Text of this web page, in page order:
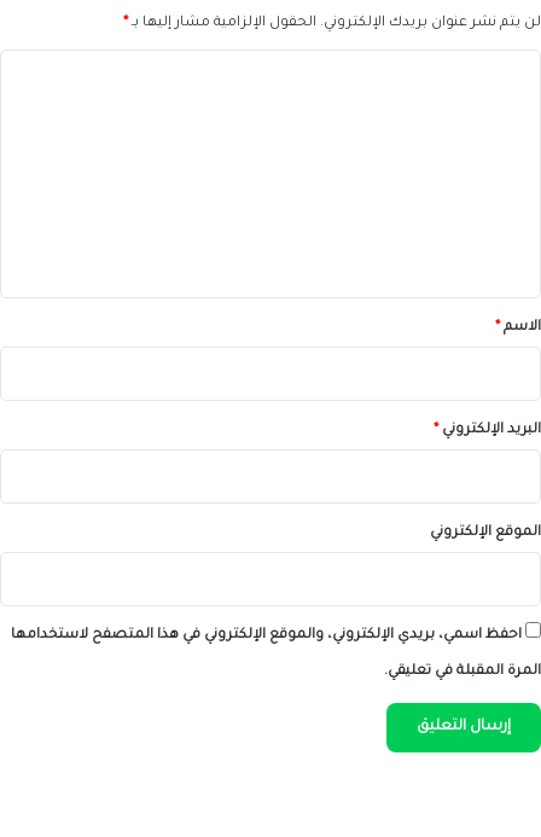
لن يتم نشر عنوان بريدك الإلكتروني. الحقول الإلزامية مشار إليها بـ *
*الاسم *
البريد الإلكتروني *
الموقع الإلكتروني
احفظ اسمي، بريدي الإلكتروني، والموقع الإلكتروني في هذا المتصفح لاستخدامها
المرة المقبلة في تعليقي.